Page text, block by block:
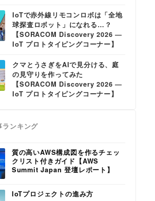
IoTで赤外線リモコンロボは「全地
球探査ロボット」になれる…？
【SORACOM Discovery 2026 ―
IoT プロトタイピングコーナー】
クマとうさぎをAIで見分ける、庭
の見守りを作ってみた
【SORACOM Discovery 2026 ―
IoT プロトタイピングコーナー】
ランキング
質の高いAWS構成図を作るチェッ
クリスト付きガイド【AWS
Summit Japan 登壇レポート】
IoTプロジェクトの進み方